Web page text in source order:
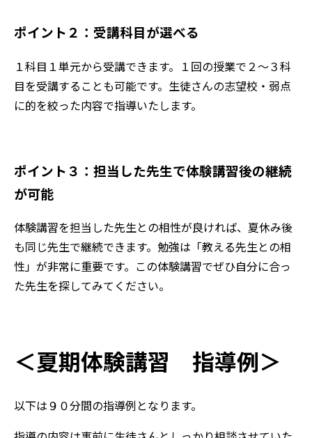
ポイント２：受講科目が選べる
１科目１単元から受講できます。１回の授業で２～３科
目を受講することも可能です。生徒さんの志望校・弱点
に的を絞った内容で指導いたします。
ポイント３：担当した先生で体験講習後の継続
が可能
体験講習を担当した先生との相性が良ければ、夏休み後
も同じ先生で継続できます。勉強は「教える先生との相
性」が非常に重要です。この体験講習でぜひ自分に合っ
た先生を探してみてください。
＜夏期体験講習 指導例＞
以下は９０分間の指導例となります。